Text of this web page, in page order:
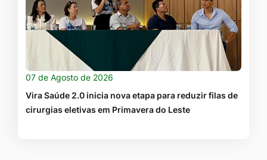
07 de Agosto de 2026
Vira Saúde 2.0 inicia nova etapa para reduzir filas de
cirurgias eletivas em Primavera do Leste